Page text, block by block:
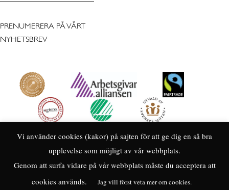
PRENUMERERA PÅ VÅRT
NYHETSBREV
Vi använder cookies (kakor) på sajten för att ge dig en så bra
upplevelse som möjligt av vår webbplats.
Genom att surfa vidare på vår webbplats måste du acceptera att
cookies används.
Jag vill först veta mer om cookies.